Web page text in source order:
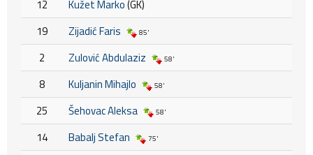
12 Kužet Marko(GK)
19
Zijadić Faris 85'
2 Zulović Abdulaziz 58'
8 Kuljanin Mihajlo 58'
25 Šehovac Aleksa 58'
14 Babalj Stefan 75'